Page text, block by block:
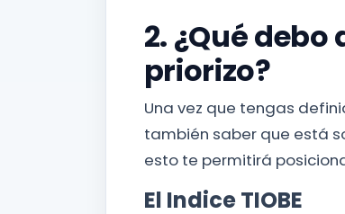
2. ¿Qué
priorizo?
Una vez que tengas
también saber que está
esto te permitirá
El Indice TIOBE